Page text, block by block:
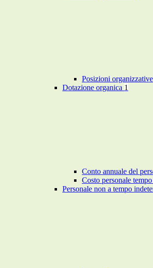
Posizioni organizzative
Dotazione organica 1
Conto annuale del
Costo personale
Personale non a tempo